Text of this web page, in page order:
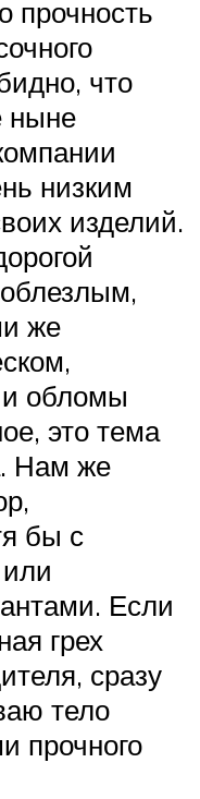
что
ныне
низким
изделий.
же
обломы
это тема
Нам же
бы с
Если
грех
сразу
тело
прочного